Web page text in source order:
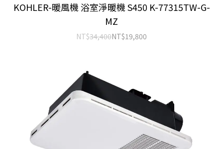
KOHLER-暖風機 浴室淨暖機 S450 K-77315TW-G-
MZ
NT$34,400NT$19,800